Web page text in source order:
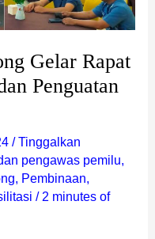
Gelar Rapat
Penguatan
/Tinggalkan
pengawas pemilu,
, Pembinaan,
/ 2 minutes of